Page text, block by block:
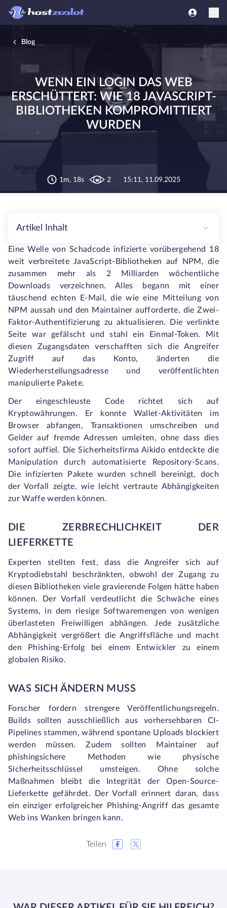
Blog
WENN EIN LOGIN DAS WEB
ERSCHÜTTERT: WIE 18 JAVASCRIPT-
BIBLIOTHEKEN KOMPROMITTIERT
WURDEN
1m, 18s 2 15:11, 11.09.2025
Artikel Inhalt
Eine Welle von Schadcode infizierte vorübergehend 18
weit verbreitete JavaScript-Bibliotheken auf NPM, die
zusammen mehr als 2 Milliarden wöchentliche
Downloads verzeichnen. Alles begann mit einer
täuschend echten E-Mail, die wie eine Mitteilung von
NPM aussah und den Maintainer aufforderte, die Zwei-
Faktor-Authentifizierung zu aktualisieren. Die verlinkte
Seite war gefälscht und stahl ein Einmal-Token. Mit
diesen Zugangsdaten verschafften sich die Angreifer
Zugriff auf das Konto, änderten die
Wiederherstellungsadresse und veröffentlichten
manipulierte Pakete.
Der eingeschleuste Code richtet sich auf
Kryptowährungen. Er konnte Wallet-Aktivitäten im
Browser abfangen, Transaktionen umschreiben und
Gelder auf fremde Adressen umleiten, ohne dass dies
sofort auffiel. Die Sicherheitsfirma Aikido entdeckte die
Manipulation durch automatisierte Repository-Scans.
Die infizierten Pakete wurden schnell bereinigt, doch
der Vorfall zeigte, wie leicht vertraute Abhängigkeiten
zur Waffe werden können.
DIE ZERBRECHLICHKEIT DER
LIEFERKETTE
Experten stellten fest, dass die Angreifer sich auf
Kryptodiebstahl beschränkten, obwohl der Zugang zu
diesen Bibliotheken viele gravierende Folgen hätte haben
können. Der Vorfall verdeutlicht die Schwäche eines
Systems, in dem riesige Softwaremengen von wenigen
überlasteten Freiwilligen abhängen. Jede zusätzliche
Abhängigkeit vergrößert die Angriffsfläche und macht
den Phishing-Erfolg bei einem Entwickler zu einem
globalen Risiko.
WAS SICH ÄNDERN MUSS
Forscher fordern strengere Veröffentlichungsregeln.
Builds sollten ausschließlich aus vorhersehbaren CI-
Pipelines stammen, während spontane Uploads blockiert
werden müssen. Zudem sollten Maintainer auf
phishingsichere Methoden wie physische
Sicherheitsschlüssel umsteigen. Ohne solche
Maßnahmen bleibt die Integrität der Open-Source-
Lieferkette gefährdet. Der Vorfall erinnert daran, dass
ein einziger erfolgreicher Phishing-Angriff das gesamte
Web ins Wanken bringen kann.
Teilen